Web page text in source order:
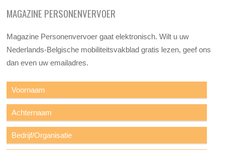
MAGAZINE PERSONENVERVOER
Magazine Personenvervoer gaat elektronisch. Wilt u uw
Nederlands-Belgische mobiliteitsvakblad gratis lezen, geef ons
dan even uw emailadres.